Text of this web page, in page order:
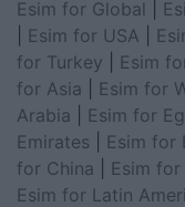
Esim for Global
Esim for USA
for Turkey
Esim
for Asia
Esim for
Arabia
Esim for
Emirates
Esim for
for China
Esim
Esim for Latin